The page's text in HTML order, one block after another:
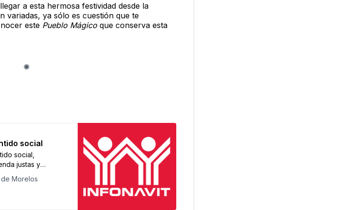
a esta hermosa festividad desde la
variadas, ya sólo es cuestión que te
este Pueblo Mágicoque conserva esta
social
social,
justas y
Morelos